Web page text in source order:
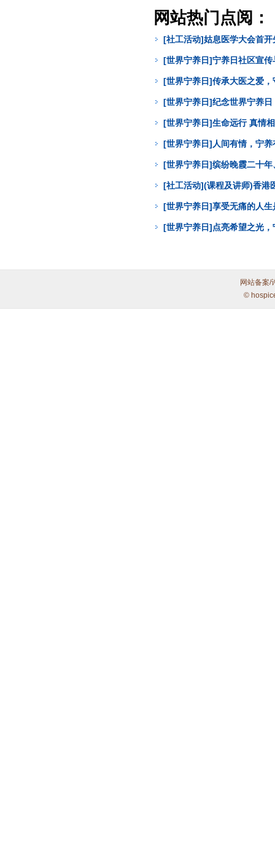
网站热门点阅：
[社工活动]姑息医学大会首
[世界宁养日]宁养日社区宣传
[世界宁养日]传承大医之爱，
[世界宁养日]纪念世界宁养
[世界宁养日]生命远行 真情
[世界宁养日]人间有情，宁
[世界宁养日]缤纷晚霞二十年
[社工活动](课程及讲师)香
[世界宁养日]享受无痛的人生
[世界宁养日]点亮希望之光，
网站备案/
©